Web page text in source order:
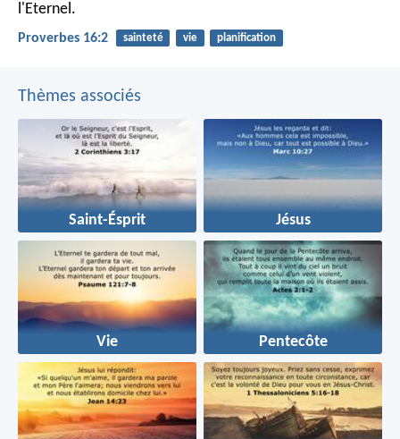
l'Eternel.
Proverbes 16:2 sainteté vie planification
Thèmes associés
Saint-Ésprit Jésus
Vie Pentecôte